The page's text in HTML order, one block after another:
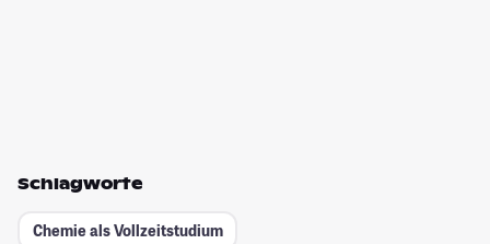
Schlagworte
Chemie als Vollzeitstudium